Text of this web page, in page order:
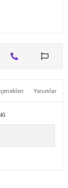
Yorumlar